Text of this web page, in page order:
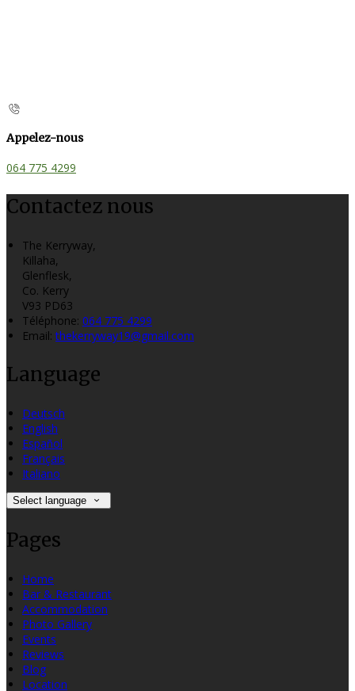
Appelez-nous
064 775 4299
Contactez nous
The Kerryway,
Killaha,
Glenflesk,
Co. Kerry
V93 PD63
Téléphone: 064 775 4299
Email:thekerryway19@gmail.com
Language
Deutsch
English
Español
Français
Italiano
Select language
Pages
Home
Bar & Restaurant
Accommodation
Photo Gallery
Events
Reviews
Blog
Location